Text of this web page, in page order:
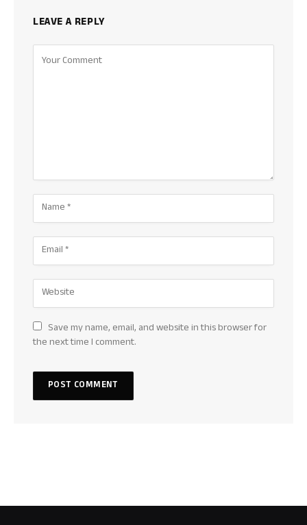
LEAVE A REPLY
Save my name, email, and website in this browser for
the next time I comment.